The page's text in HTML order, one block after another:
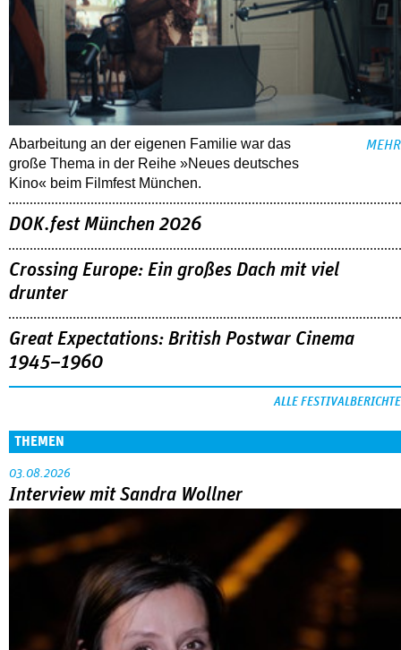
Abarbeitung an der eigenen Familie war das
große Thema in der Reihe »Neues deutsches
Kino« beim Filmfest München.
MEHR
DOK.fest München 2026
Crossing Europe: Ein großes Dach mit viel
drunter
Great Expectations: British Postwar Cinema
1945–1960
ALLE FESTIVALBERICHTE
THEMEN
03.08.2026
Interview mit Sandra Wollner